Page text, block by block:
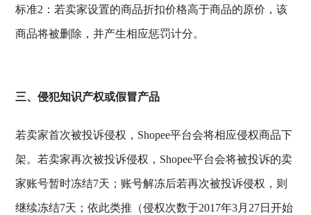
标准2：若卖家设置的商品折扣价格高于商品的原价，该
商品将被删除，并产生相应惩罚计分。
三、侵犯知识产权或假冒产品
若卖家首次被投诉侵权，Shopee平台会将相应侵权商品下
架。若卖家再次被投诉侵权，Shopee平台会将被投诉的卖
家账号暂时冻结7天；账号解冻后若再次被投诉侵权，则
继续冻结7天；依此类推（侵权次数于2017年3月27日开始